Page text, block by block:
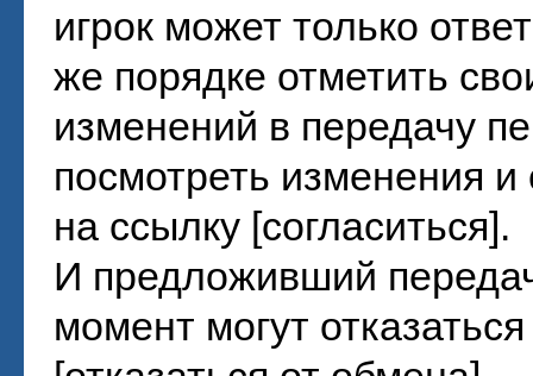
игрок может только
же порядке отметить
изменений в передачу
посмотреть изменения
на ссылку [согласиться].
И предложивший
момент могут